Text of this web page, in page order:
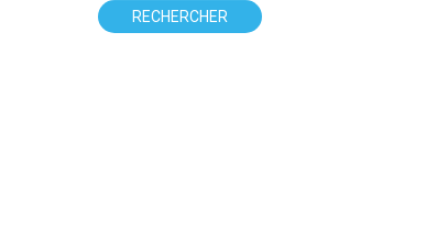
RECHERCHER